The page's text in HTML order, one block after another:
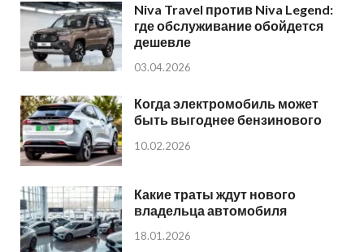
Niva Travel против Niva Legend:
где обслуживание обойдется
дешевле
03.04.2026
Когда электромобиль может
быть выгоднее бензинового
10.02.2026
Какие траты ждут нового
владельца автомобиля
18.01.2026